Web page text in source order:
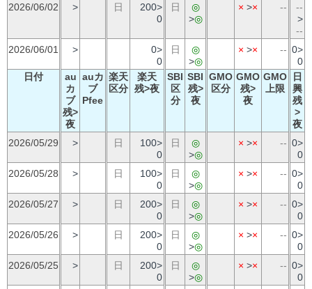
2026/06/02
> 日
200>
0
日
◎
>◎
× >× --
--
>
--
2026/06/01
>
0>
0
日
◎
>◎
× >× -- 0>
0
日付
au
カ
ブ
残>
夜
auカ
ブ
Pfee
楽天
区分
楽天
残>夜
SBI
区
分
SBI
残>
夜
GMO
区分
GMO
残>
夜
GMO
上限
日
興
残
>
夜
2026/05/29
> 日
100>
0
日
◎
>◎
× >× -- 0>
0
2026/05/28
> 日
100>
0
日
◎
>◎
× >× -- 0>
0
2026/05/27
> 日
200>
0
日
◎
>◎
× >× -- 0>
0
2026/05/26
> 日
200>
0
日
◎
>◎
× >× -- 0>
0
2026/05/25
> 日
200>
0
日
◎
>◎
× >× -- 0>
0